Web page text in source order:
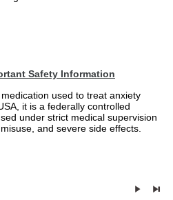
Safety Information
used to treat anxiety
it is a federally controlled
under strict medical supervision
and severe side effects.